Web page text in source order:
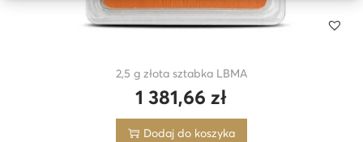
2,5 g złota sztabka LBMA
1 381,66zł
Dodaj do koszyka